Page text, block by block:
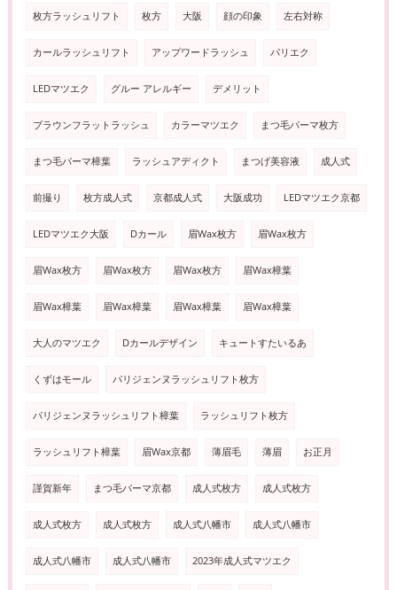
枚方ラッシュリフト 枚方 大阪 顔の印象 左右対称
カールラッシュリフト アップワードラッシュ パリエク
LEDマツエク グルー アレルギー デメリット
ブラウンフラットラッシュ カラーマツエク まつ毛パーマ枚方
まつ毛パーマ樟葉 ラッシュアディクト まつげ美容液 成人式
前撮り 枚方成人式 京都成人式 大阪成功 LEDマツエク京都
LEDマツエク大阪 Dカール 眉Wax枚方 眉Wax枚方
眉Wax枚方 眉Wax枚方 眉Wax枚方 眉Wax樟葉
眉Wax樟葉 眉Wax樟葉 眉Wax樟葉 眉Wax樟葉
大人のマツエク Dカールデザイン キュートすたいるあ
くずはモール パリジェンヌラッシュリフト枚方
パリジェンヌラッシュリフト樟葉 ラッシュリフト枚方
ラッシュリフト樟葉 眉Wax京都 薄眉毛 薄眉 お正月
謹賀新年 まつ毛パーマ京都 成人式枚方 成人式枚方
成人式枚方 成人式枚方 成人式八幡市 成人式八幡市
成人式八幡市 成人式八幡市 2023年成人式マツエク